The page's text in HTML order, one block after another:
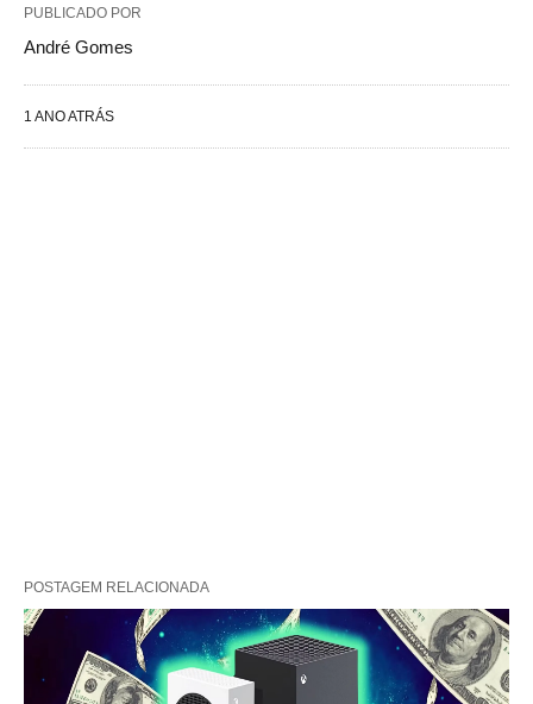
PUBLICADO POR
André Gomes
1 ANO ATRÁS
POSTAGEM RELACIONADA